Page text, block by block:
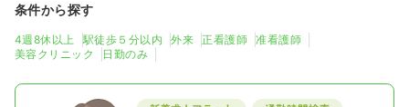
条件から探す
4週8休以上 駅徒歩５分以内 外来 正看護師
准看護師
美容クリニック
日勤のみ